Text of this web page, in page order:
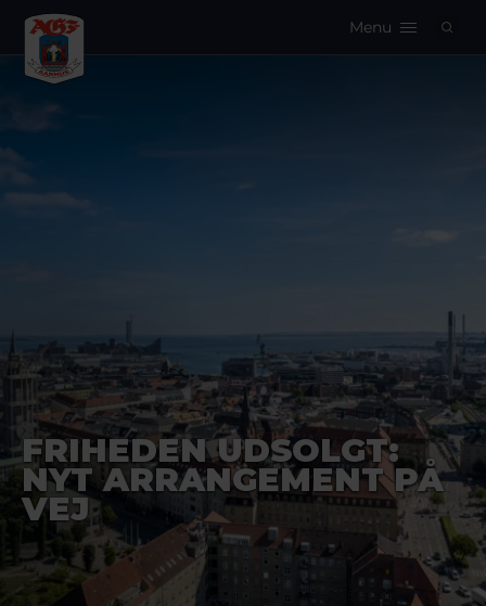
Logo
Menu
FRIHEDEN UDSOLGT:
NYT ARRANGEMENT PÅ
VEJ